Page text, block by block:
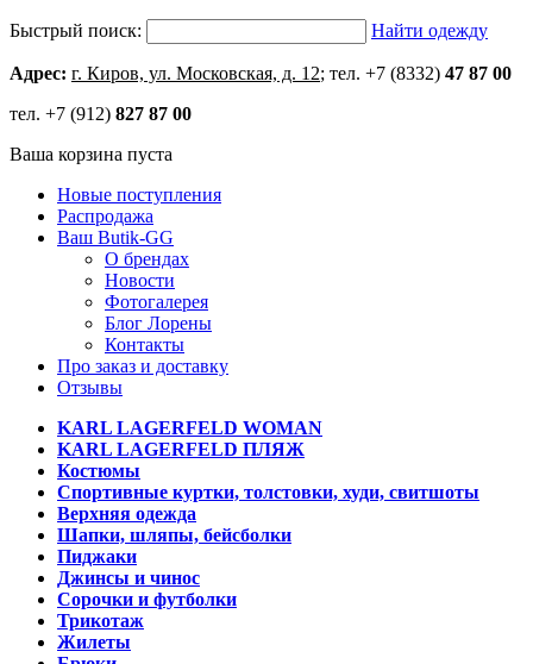
Быстрый поиск: Найти одежду
Адрес: г. Киров, ул. Московская, д. 12; тел. +7 (8332) 47 87 00
тел. +7 (912) 827 87 00
Ваша корзина пуста
Новые поступления
Распродажа
Ваш Butik-GG
О брендах
Новости
Фотогалерея
Блог Лорены
Контакты
Про заказ и доставку
Отзывы
KARL LAGERFELD WOMAN
KARL LAGERFELD ПЛЯЖ
Костюмы
Спортивные куртки, толстовки, худи, свитшоты
Верхняя одежда
Шапки, шляпы, бейсболки
Пиджаки
Джинсы и чинос
Сорочки и футболки
Трикотаж
Жилеты